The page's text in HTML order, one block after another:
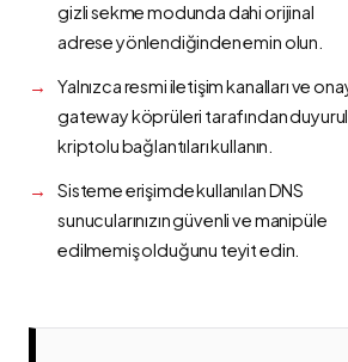
gizli sekme modunda dahi orijinal
adrese yönlendiğinden emin olun.
Yalnızca resmi iletişim kanalları ve
gateway köprüleri tarafından
kriptolu bağlantıları kullanın.
Sisteme erişimde kullanılan DNS
sunucularınızın güvenli ve manipüle
edilmemiş olduğunu teyit edin.